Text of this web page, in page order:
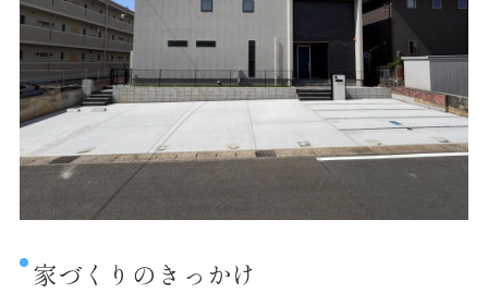
家づくりのきっかけ